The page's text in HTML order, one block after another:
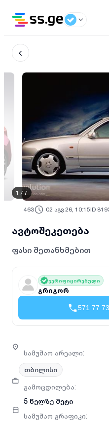
1 / 7
463 02 აგვ 26, 10:15ID
ავტოშეკეთება
ფასი შეთანხმებით
ვერიფიცირებული
გრიგორ
571 77
სამუშაო არეალი:
თბილისი
გამოცდილება:
5 წელზე მეტი
სამუშაო გრაფიკი: